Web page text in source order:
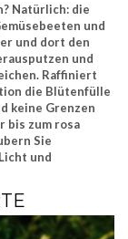
Natürlich: die
und
und dort den
und
Raffiniert
die Blütenfülle
keine Grenzen
bis zum rosa
Sie
und